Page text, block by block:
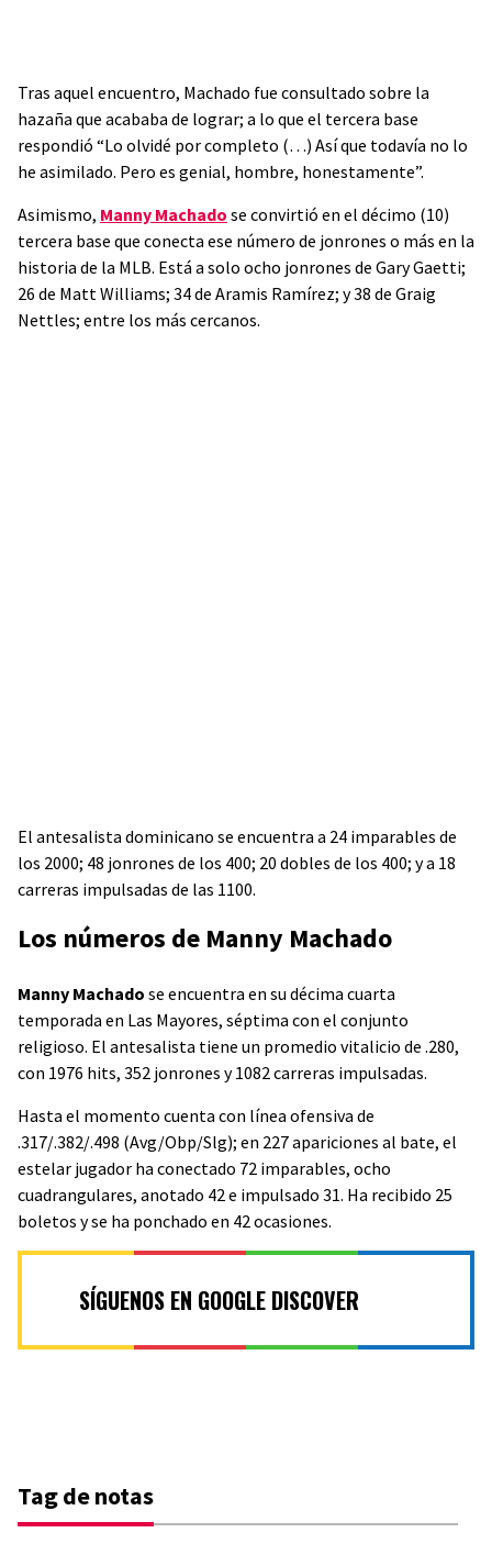
Tras aquel encuentro, Machado fue consultado sobre la
hazaña que acababa de lograr; a lo que el tercera base
respondió “Lo olvidé por completo (…) Así que todavía no lo
he asimilado. Pero es genial, hombre, honestamente”.
Asimismo, Manny Machado se convirtió en el décimo (10)
tercera base que conecta ese número de jonrones o más en la
historia de la MLB. Está a solo ocho jonrones de Gary Gaetti;
26 de Matt Williams; 34 de Aramis Ramírez; y 38 de Graig
Nettles; entre los más cercanos.
El antesalista dominicano se encuentra a 24 imparables de
los 2000; 48 jonrones de los 400; 20 dobles de los 400; y a 18
carreras impulsadas de las 1100.
Los números de Manny Machado
Manny Machado se encuentra en su décima cuarta
temporada en Las Mayores, séptima con el conjunto
religioso. El antesalista tiene un promedio vitalicio de .280,
con 1976 hits, 352 jonrones y 1082 carreras impulsadas.
Hasta el momento cuenta con línea ofensiva de
.317/.382/.498 (Avg/Obp/Slg); en 227 apariciones al bate, el
estelar jugador ha conectado 72 imparables, ocho
cuadrangulares, anotado 42 e impulsado 31. Ha recibido 25
boletos y se ha ponchado en 42 ocasiones.
SÍGUENOS EN GOOGLE DISCOVER
Tag de notas